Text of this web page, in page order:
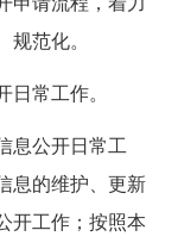
规范化。
日常工作。
息公开日常工
息的维护、更新
开工作；按照本